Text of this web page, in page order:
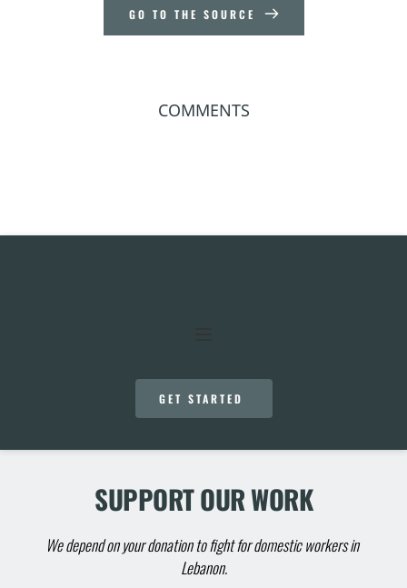
GO TO THE SOURCE
COMMENTS
GET STARTED
SUPPORT OUR WORK
We depend on your donation to fight for domestic workers in
Lebanon.